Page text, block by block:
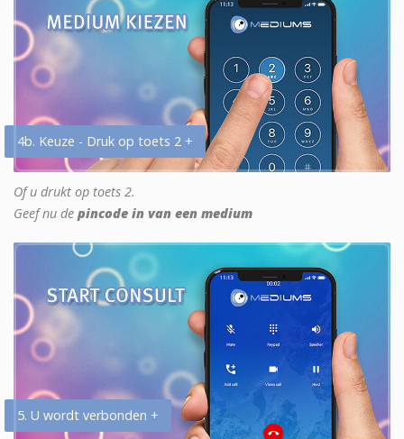
4b. Keuze - Druk op toets 2 +
Of u drukt op toets 2.
Geef nu de pincode in van een medium
5. U wordt verbonden +